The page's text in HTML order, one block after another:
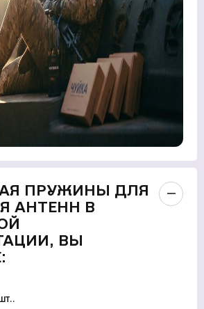
ПРУЖИНЫ ДЛЯ
АНТЕНН В
ВЫ